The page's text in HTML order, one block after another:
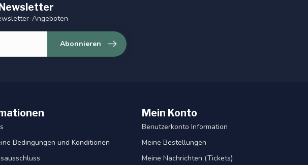
Angeboten
Abonnieren
Bedingungen und Konditionen
Mein Konto
Benutzerkonto Information
Meine Bestellungen
Meine Nachrichten (Tickets)